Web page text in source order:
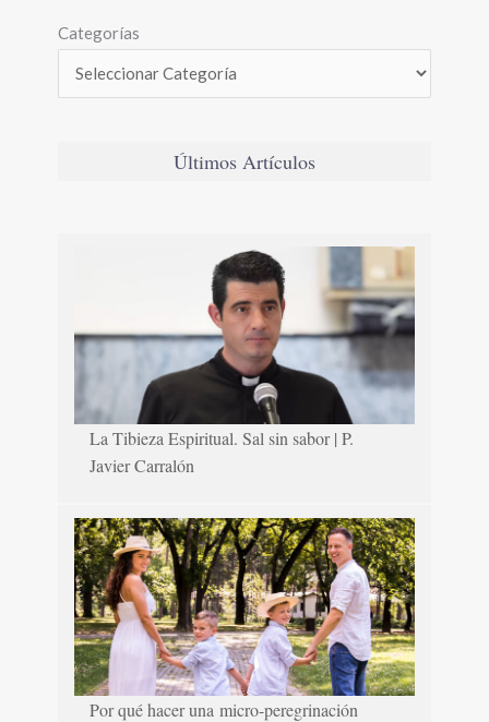
Categorías
Últimos Artículos
La Tibieza Espiritual. Sal sin sabor | P.
Javier Carralón
Por qué hacer una micro-peregrinación